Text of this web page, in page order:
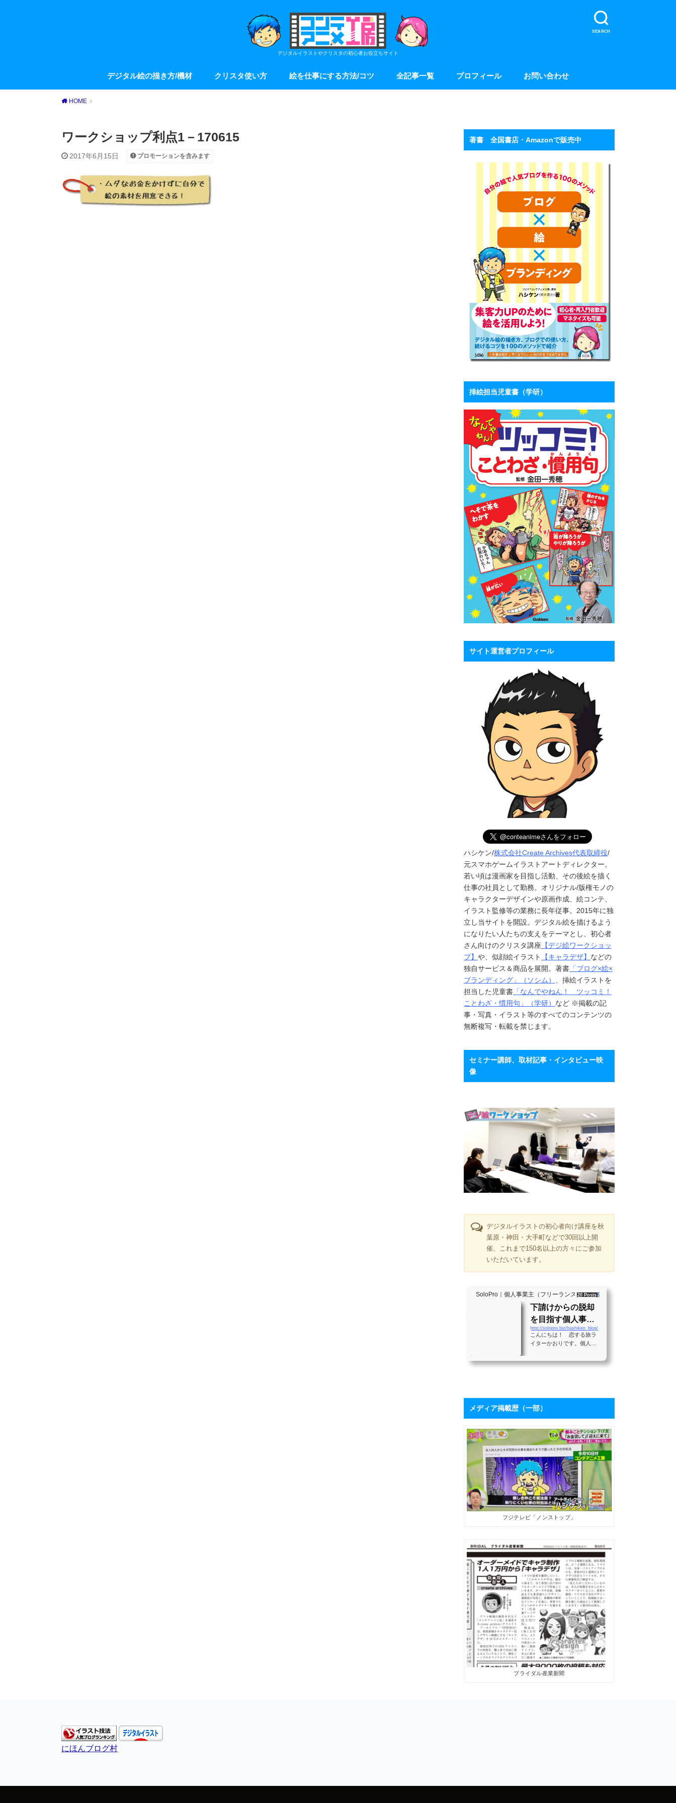
SEARCH
デジタルイラストやクリスタの初心者お役立ちサイト
デジタル絵の描き方/機材 クリスタ使い方 絵を仕事にする方法/コツ 全記事一覧 プロフィール お問い合わせ
HOME
ワークショップ利点1－170615
2017年6月15日 プロモーションを含みます
著書 全国書店・Amazonで販売中
挿絵担当児童書（学研）
サイト運営者プロフィール
ハシケン/株式会社Create Archives代表取締役/
元スマホゲームイラストアートディレクター。
若い頃は漫画家を目指し活動、その後絵を描く
仕事の社員として勤務。オリジナル/版権モノの
キャラクターデザインや原画作成、絵コンテ、
イラスト監修等の業務に長年従事。2015年に独
立し当サイトを開設。デジタル絵を描けるよう
になりたい人たちの支えをテーマとし、初心者
さん向けのクリスタ講座 【デジ絵ワークショッ
プ】 や、似顔絵イラスト 【キャラデザ】 などの
独自サービス＆商品を展開。著書 「ブログ×絵×
ブランディング」（ソシム）
、挿絵イラストを
担当した児童書 「なんでやねん！ ツッコミ！
ことわざ・慣用句」（学研） など ※掲載の記
事・写真・イラスト等のすべてのコンテンツの
無断複写・転載を禁じます。
セミナー講師、取材記事・インタビュー映
像
デジタルイラストの初心者向け講座を秋
葉原・神田・大手町などで30回以上開
催、これまで150名以上の方々にご参加
いただいています。
SoloPro｜個人事業主（フリーランス）・起業家、"ソロ" で働く人のライ
20 Posts 261 Shares
下請けからの脱却
を目指す個人事業
主のバイブル！？
月間28万PVの実績
んに学ぶ「ブログ
http://solopro.biz/hashiken_blog/
こんにちは！ 恋する旅ラ
イターかおりです。個人事
たちにとって、「下請け仕
るために2017年7月から「フ
リーライターの働き方」を
メインテーマにした個人ブ
ログを開設しました。ソロ
で生きる人たちにとって、
ブログは最高の武器になり
ます。数字が伸びてくれ
ば、商品やサービスを売る
ためのプロモーションツー
ルになるうえに、広告収入
やアフィリエイト報酬も見
込めます。 そこで、月間28
万PVを誇るブロ...
メディア掲載歴（一部）
フジテレビ「ノンストップ」
ブライダル産業新聞
にほんブログ村